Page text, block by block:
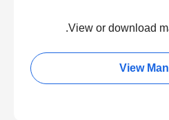
View or download
View